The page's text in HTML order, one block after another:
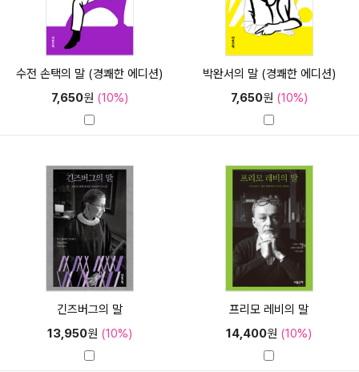
수전 손택의 말 (경쾌한 에디션)
7,650원 (10%)
박완서의 말 (경쾌한 에디션)
7,650원 (10%)
긴즈버그의 말
13,950원 (10%)
프리모 레비의 말
14,400원 (10%)